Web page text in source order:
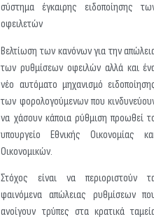
σύστημα έγκαιρης ειδοποίησης
οφειλετών
Βελτίωση των κανόνων για την
των ρυθμίσεων οφειλών αλλά και
νέο αυτόματο μηχανισμό
των φορολογούμενων που
να χάσουν κάποια ρύθμιση προωθεί
υπουργείο Εθνικής Οικονομίας
Οικονομικών.
Στόχος είναι να περιοριστούν
φαινόμενα απώλειας ρυθμίσεων
ανοίγουν τρύπες στα κρατικά